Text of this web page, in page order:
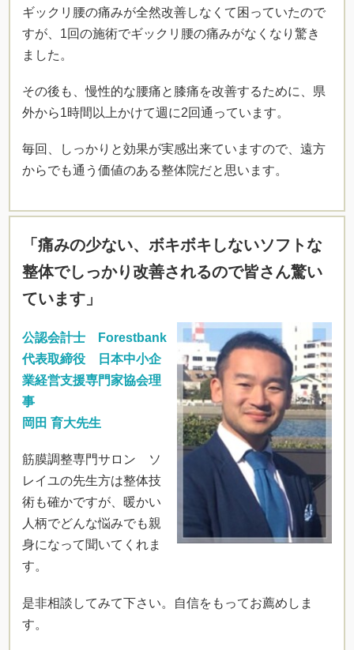
ギックリ腰の痛みが全然改善しなくて困っていたので
すが、1回の施術でギックリ腰の痛みがなくなり驚き
ました。
その後も、慢性的な腰痛と膝痛を改善するために、県
外から1時間以上かけて週に2回通っています。
毎回、しっかりと効果が実感出来ていますので、遠方
からでも通う価値のある整体院だと思います。
「痛みの少ない、ボキボキしないソフトな
整体でしっかり改善されるので皆さん驚い
ています」
公認会計士 Forestbank
代表取締役 日本中小企
業経営支援専門家協会理
事
岡田 育大先生
筋膜調整専門サロン ソ
レイユの先生方は整体技
術も確かですが、暖かい
人柄でどんな悩みでも親
身になって聞いてくれま
す。
是非相談してみて下さい。自信をもってお薦めしま
す。